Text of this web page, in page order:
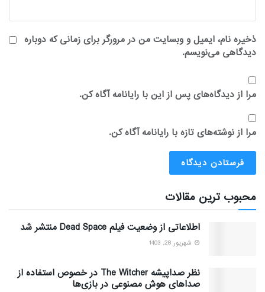
ذخیره نام، ایمیل و وبسایت من در مرورگر برای زمانی که دوباره
دیدگاهی می‌نویسم.
مرا از دیدگاه‌های پس از این با رایانامه آگاه کن.
مرا از نوشته‌های تازه با رایانامه آگاه کن.
محبوب ترین مقالات
اطلاعاتی از وضعیت فیلم Dead Space منتشر شد
شهریور 28, 1403
نظر صداپیشه The Witcher در خصوص استفاده از
صداهای هوش مصنوعی در بازی‌ها